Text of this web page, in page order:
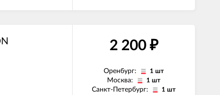
2 200 ₽
Оренбург: 1 шт
Москва: 1 шт
Санкт-Петербург: 1 шт